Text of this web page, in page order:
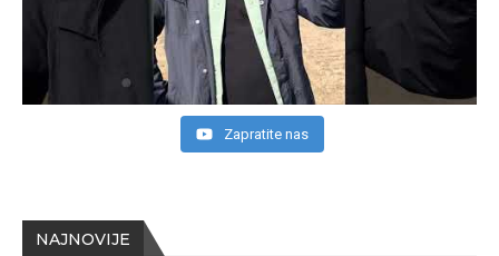
NAJNOVIJE
Zapratite nas